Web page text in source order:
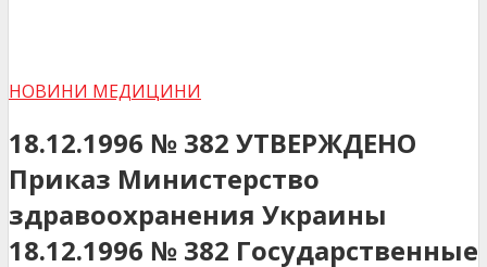
НОВИНИ МЕДИЦИНИ
18.12.1996 № 382 УТВЕРЖДЕНО
Приказ Министерство
здравоохранения Украины
18.12.1996 № 382 Государственные